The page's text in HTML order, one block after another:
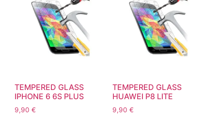
TEMPERED GLASS
IPHONE 6 6S PLUS
9,90 €
TEMPERED GLASS
HUAWEI P8 LITE
9,90 €